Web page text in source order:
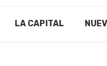
LA CAPITAL